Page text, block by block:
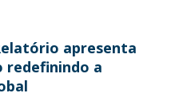
apresenta
redefinindo a